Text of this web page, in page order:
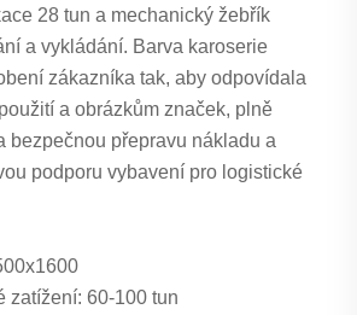
28 tun a mechanický žebřík
a vykládání. Barva karoserie
zákazníka tak, aby odpovídala
a obrázkům značek, plně
bezpečnou přepravu nákladu a
podporu vybavení pro logistické
zatížení: 60-100 tun